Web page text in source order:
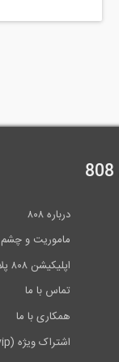
درباره ۸۰۸
ماموریت و چشم
اپلیکیشن ۸۰۸ پلاس
تماس با ما
همکاری با ما
اشتراک ویژه (vip)